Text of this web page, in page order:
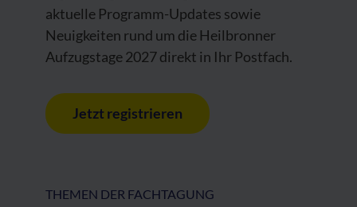
aktuelle Programm-Updates sowie
Neuigkeiten rund um die Heilbronner
Aufzugstage 2027 direkt in Ihr Postfach.
Jetzt registrieren
THEMEN DER FACHTAGUNG